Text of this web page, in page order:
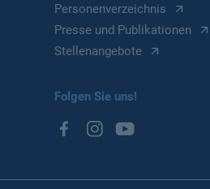
Personenverzeichnis
Presse und Publikationen
Stellenangebote
Folgen Sie uns!